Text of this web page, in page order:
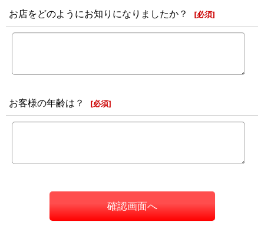
お店をどのようにお知りになりましたか？ [必須]
お客様の年齢は？ [必須]
確認画面へ